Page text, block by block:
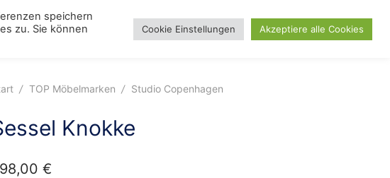
Toggle
Bett
ToggleLampen
ToggleBlog Day Search
/ TOP Möbelmarken / Studio Copenhagen
Knokke
€
speichern
zu. Sie können
Cookie Einstellungen Akzeptiere alle Cookies